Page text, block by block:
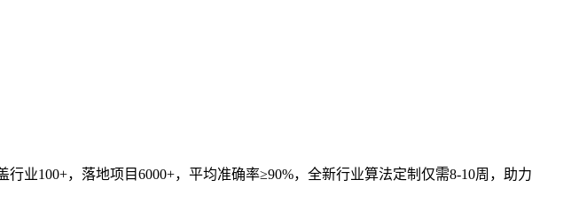
业100+，落地项目6000+，平均准确率≥90%，全新行业算法定制仅需8-10周，助力